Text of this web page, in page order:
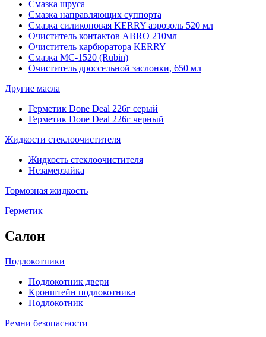
Смазка шруса
Смазка направляющих суппорта
Смазка силиконовая KERRY аэрозоль 520 мл
Очиститель контактов ABRO 210мл
Очиститель карбюратора KERRY
Смазка МС-1520 (Rubin)
Очиститель дроссельной заслонки, 650 мл
Другие масла
Герметик Done Deal 226г серый
Герметик Done Deal 226г черный
Жидкости стеклоочистителя
Жидкость стеклоочистителя
Незамерзайка
Тормозная жидкость
Герметик
Салон
Подлокотники
Подлокотник двери
Кронштейн подлокотника
Подлокотник
Ремни безопасности